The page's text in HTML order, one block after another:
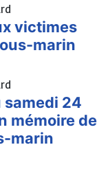
victimes
marin
samedi 24
mémoire de
marin